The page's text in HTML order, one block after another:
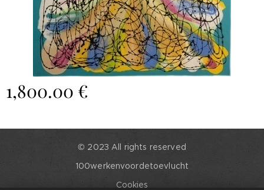
1,800.00 €
© 2023 All rights reserved
100werkenvoordetoevlucht
Cookies